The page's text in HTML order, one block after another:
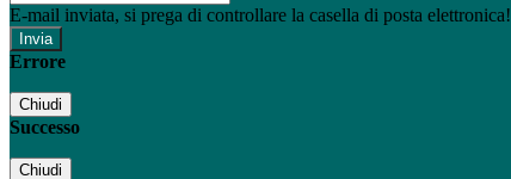
E-mail inviata, si prega di controllare la casella di posta elettronica!
Errore
Chiudi
Successo
Chiudi